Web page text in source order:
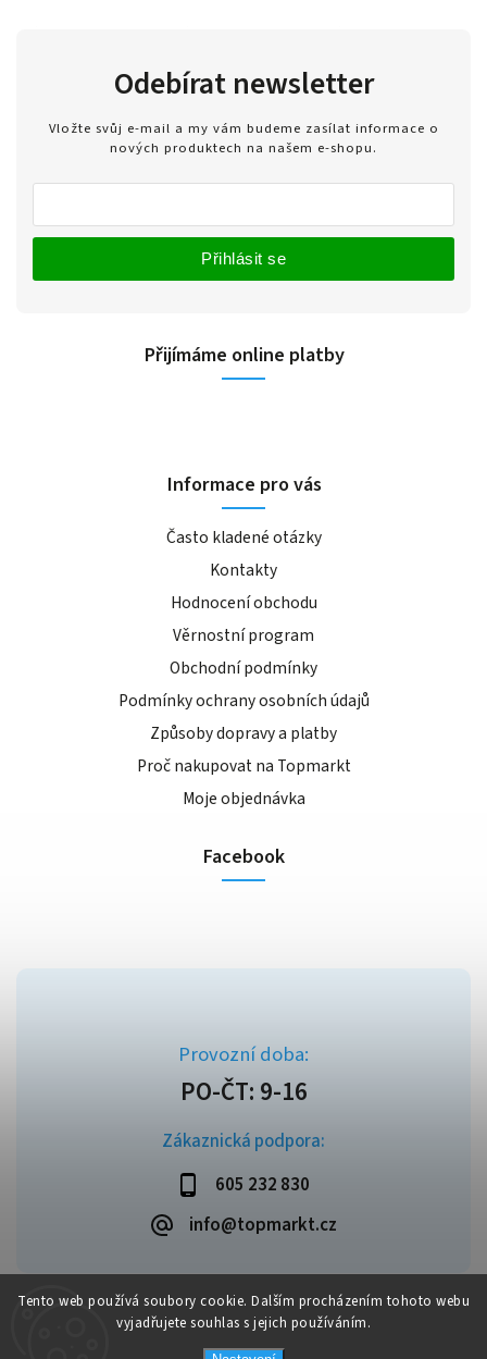
Tento web používá soubory cookie. Dalším procházením tohoto webu
vyjadřujete souhlas s jejich používáním.
Zákaznická podpora:
605 232 830
info@topmarkt.cz
Odebírat newsletter
Vložte svůj e-mail a my vám budeme zasílat informace o
nových produktech na našem e-shopu.
Přihlásit se
Přijímáme online platby
Informace pro vás
Často kladené otázky
Kontakty
Hodnocení obchodu
Věrnostní program
Obchodní podmínky
Podmínky ochrany osobních údajů
Způsoby dopravy a platby
Proč nakupovat na Topmarkt
Moje objednávka
Facebook
Copyright 2026 Topmarkt.cz. Všechna práva vyhrazena.
VytvořilShoptet| Design